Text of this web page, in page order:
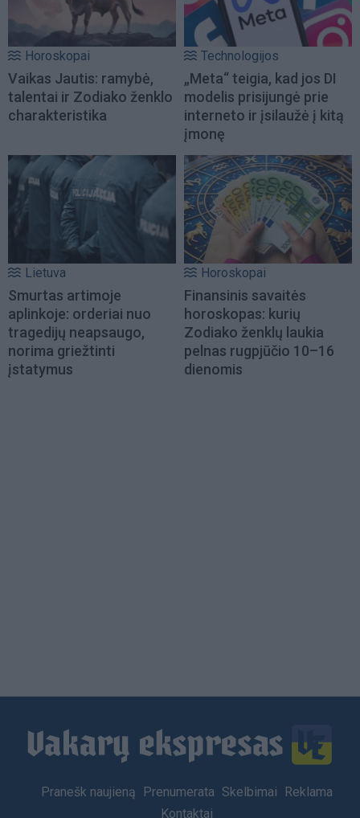
Horoskopai
Vaikas Jautis: ramybė,
talentai ir Zodiako ženklo
charakteristika
Technologijos
„Meta“ teigia, kad jos DI
modelis prisijungė prie
interneto ir įsilaužė į kitą
įmonę
Lietuva
Smurtas artimoje
aplinkoje: orderiai nuo
tragedijų neapsaugo,
norima griežtinti
įstatymus
Horoskopai
Finansinis savaitės
horoskopas: kurių
Zodiako ženklų laukia
pelnas rugpjūčio 10–16
dienomis
Footer
Pranešk naujieną Prenumerata Skelbimai
Reklama
Kontaktai